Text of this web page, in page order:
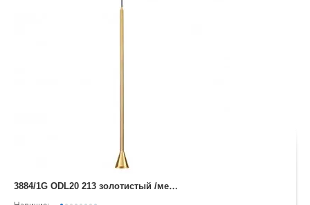
3
884/1G ODL20 213 золотистый /металл Подвесной светильник GU10 50W 220V PIPA